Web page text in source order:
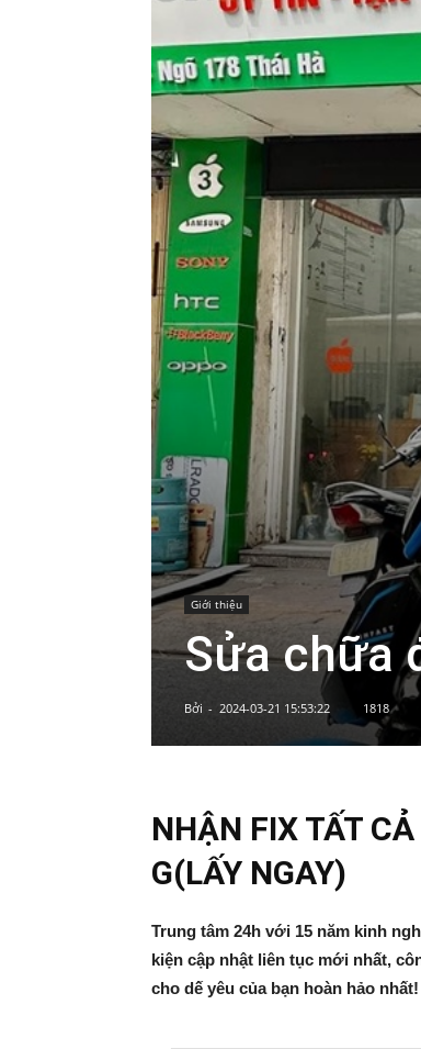
Giới thiệu
Sửa chữa
Bởi - 2024-03-21 15:53:22 1818
NHẬN FIX TẤT
G(LẤY NGAY)
Trung tâm 24h với 15 năm kinh
kiện cập nhật liên tục mới nhất,
cho dế yêu của bạn hoàn hảo nhất!